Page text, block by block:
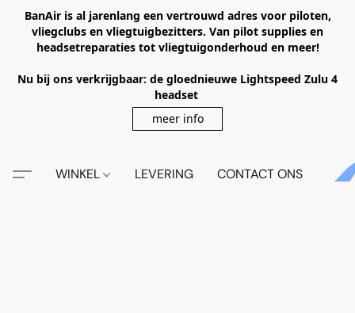
BanAir is al jarenlang een vertrouwd adres voor piloten,
vliegclubs en vliegtuigbezitters. Van pilot supplies en
headsetreparaties tot vliegtuigonderhoud en meer!
Nu bij ons verkrijgbaar: de gloednieuwe Lightspeed Zulu 4
headset
meer info
WINKEL LEVERING CONTACT ONS